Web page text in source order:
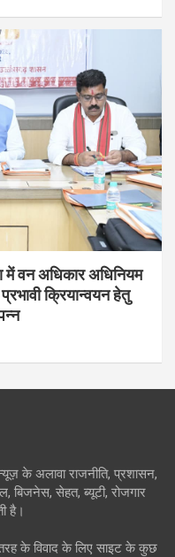
में वन अधिकार अधिनियम
क्रियान्वयन हेतु
के अलावा राजनीति, प्रशासन,
बिजनेस, सेहत, ब्यूटी, रोजगार
है।
के विवाद के लिए साइट के कुछ